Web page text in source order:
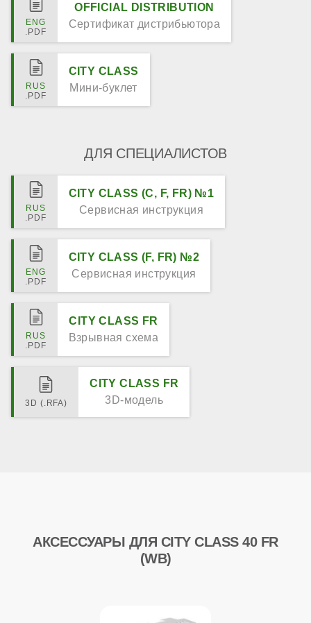
OFFICIAL DISTRIBUTION
Сертификат дистрибьютора
CITY CLASS
Мини-буклет
ДЛЯ СПЕЦИАЛИСТОВ
CITY CLASS (C, F, FR) №1
Сервисная инструкция
CITY CLASS (F, FR) №2
Сервисная инструкция
CITY CLASS FR
Взрывная схема
CITY CLASS FR
3D-модель
АКСЕССУАРЫ ДЛЯ CITY CLASS 40 FR
(WB)